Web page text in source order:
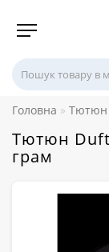
Головна Тютюн
Тютюн Duft
грам